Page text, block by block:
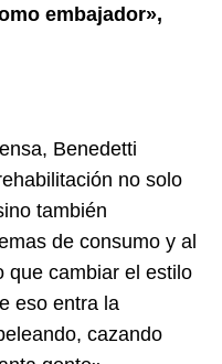
embajador»,
Benedetti
no solo
también
de consumo y al
que cambiar el estilo
eso entra la
cazando